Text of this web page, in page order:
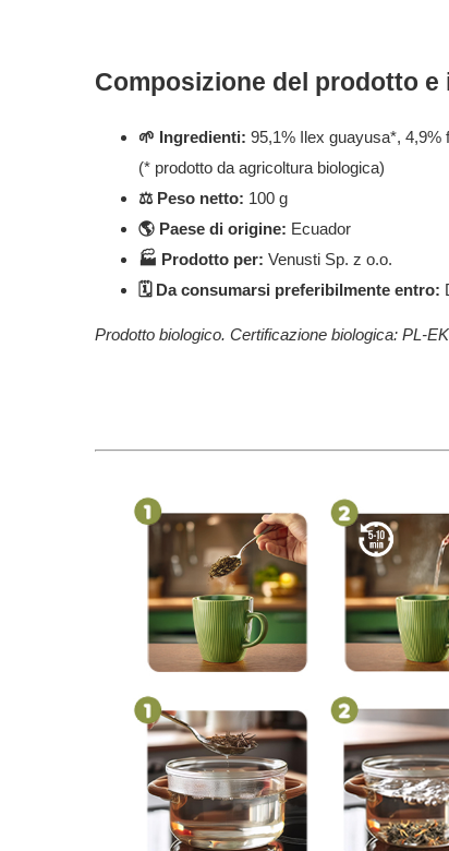
Composizione del prodotto
🌱 Ingredienti: 95,1% Ilex guayusa*, 4,9%
(* prodotto da agricoltura biologica)
⚖️ Peso netto: 100 g
🌎 Paese di origine: Ecuador
🏭 Prodotto per: Venusti Sp. z o.o.
🗓️ Da consumarsi preferibilmente entro:
Prodotto biologico. Certificazione biologica: PL-